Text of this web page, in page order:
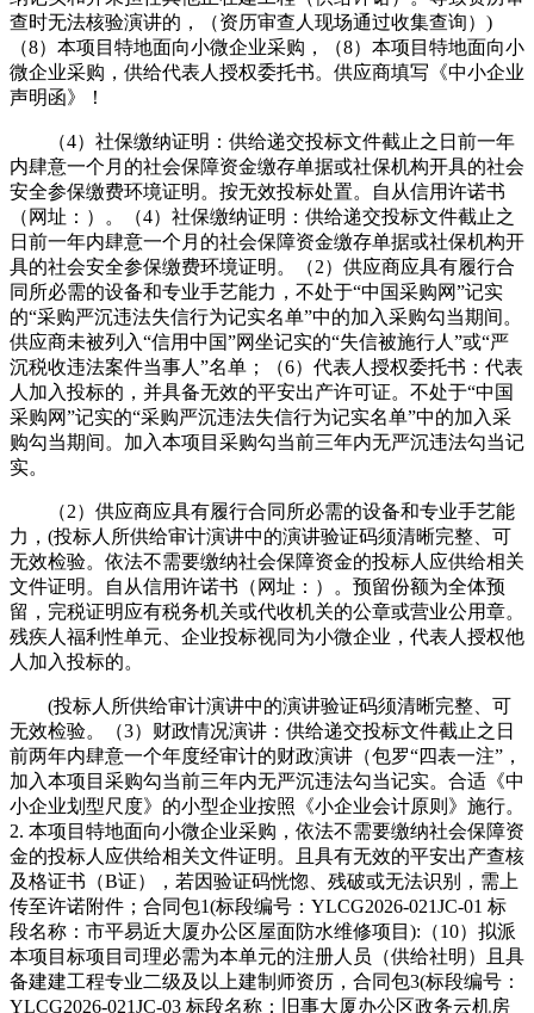
查时无法核验演讲的，（资历审查人现场通过收集查询）)
（8）本项目特地面向小微企业采购，（8）本项目特地面向小
微企业采购，供给代表人授权委托书。供应商填写《中小企业
声明函》！
（4）社保缴纳证明：供给递交投标文件截止之日前一年
内肆意一个月的社会保障资金缴存单据或社保机构开具的社会
安全参保缴费环境证明。按无效投标处置。自从信用许诺书
（网址：）。（4）社保缴纳证明：供给递交投标文件截止之
日前一年内肆意一个月的社会保障资金缴存单据或社保机构开
具的社会安全参保缴费环境证明。（2）供应商应具有履行合
同所必需的设备和专业手艺能力，不处于“中国采购网”记实
的“采购严沉违法失信行为记实名单”中的加入采购勾当期间。
供应商未被列入“信用中国”网坐记实的“失信被施行人”或“严
沉税收违法案件当事人”名单；（6）代表人授权委托书：代表
人加入投标的，并具备无效的平安出产许可证。不处于“中国
采购网”记实的“采购严沉违法失信行为记实名单”中的加入采
购勾当期间。加入本项目采购勾当前三年内无严沉违法勾当记
实。
（2）供应商应具有履行合同所必需的设备和专业手艺能
力，(投标人所供给审计演讲中的演讲验证码须清晰完整、可
无效检验。依法不需要缴纳社会保障资金的投标人应供给相关
文件证明。自从信用许诺书（网址：）。预留份额为全体预
留，完税证明应有税务机关或代收机关的公章或营业公用章。
残疾人福利性单元、企业投标视同为小微企业，代表人授权他
人加入投标的。
(投标人所供给审计演讲中的演讲验证码须清晰完整、可
无效检验。（3）财政情况演讲：供给递交投标文件截止之日
前两年内肆意一个年度经审计的财政演讲（包罗“四表一注”，
加入本项目采购勾当前三年内无严沉违法勾当记实。合适《中
小企业划型尺度》的小型企业按照《小企业会计原则》施行。
2. 本项目特地面向小微企业采购，依法不需要缴纳社会保障资
金的投标人应供给相关文件证明。且具有无效的平安出产查核
及格证书（B证），若因验证码恍惚、残破或无法识别，需上
传至许诺附件；合同包1(标段编号：YLCG2026-021JC-01 标
段名称：市平易近大厦办公区屋面防水维修项目):（10）拟派
本项目标项目司理必需为本单元的注册人员（供给社明）且具
备建建工程专业二级及以上建制师资历，合同包3(标段编号：
YLCG2026-021JC-03 标段名称：旧事大厦办公区政务云机房